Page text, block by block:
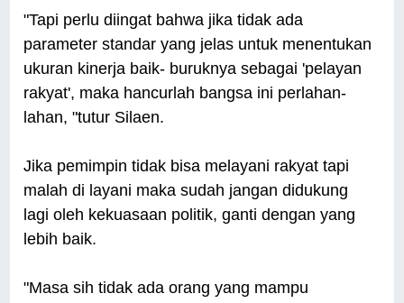
"Tapi perlu diingat bahwa jika tidak ada
parameter standar yang jelas untuk menentukan
ukuran kinerja baik- buruknya sebagai 'pelayan
rakyat', maka hancurlah bangsa ini perlahan-
lahan, "tutur Silaen.
Jika pemimpin tidak bisa melayani rakyat tapi
malah di layani maka sudah jangan didukung
lagi oleh kekuasaan politik, ganti dengan yang
lebih baik.
"Masa sih tidak ada orang yang mampu